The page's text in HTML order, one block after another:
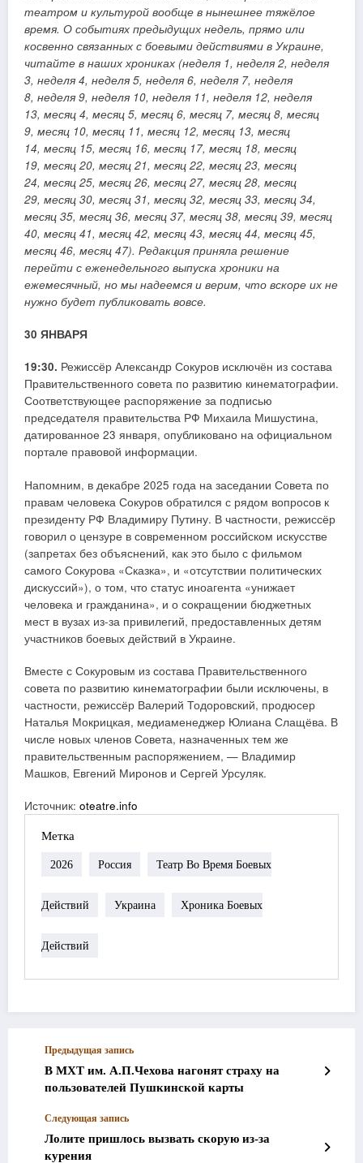
театром и культурой вообще в нынешнее тяжёлое
время. О событиях предыдущих недель, прямо или
косвенно связанных с боевыми действиями в Украине,
читайте в наших хрониках (неделя 1, неделя 2, неделя
3, неделя 4, неделя 5, неделя 6, неделя 7, неделя
8, неделя 9, неделя 10, неделя 11, неделя 12, неделя
13, месяц 4, месяц 5, месяц 6, месяц 7, месяц 8, месяц
9, месяц 10, месяц 11, месяц 12, месяц 13, месяц
14, месяц 15, месяц 16, месяц 17, месяц 18, месяц
19, месяц 20, месяц 21, месяц 22, месяц 23, месяц
24, месяц 25, месяц 26, месяц 27, месяц 28, месяц
29, месяц 30, месяц 31, месяц 32, месяц 33, месяц 34,
месяц 35, месяц 36, месяц 37, месяц 38, месяц 39, месяц
40, месяц 41, месяц 42, месяц 43, месяц 44, месяц 45,
месяц 46, месяц 47). Редакция приняла решение
перейти с еженедельного выпуска хроники на
ежемесячный, но мы надеемся и верим, что вскоре их не
нужно будет публиковать вовсе.
30 ЯНВАРЯ
19:30. Режиссёр Александр Сокуров исключён из состава
Правительственного совета по развитию кинематографии.
Соответствующее распоряжение за подписью
председателя правительства РФ Михаила Мишустина,
датированное 23 января, опубликовано на официальном
портале правовой информации.
Напомним, в декабре 2025 года на заседании Совета по
правам человека Сокуров обратился с рядом вопросов к
президенту РФ Владимиру Путину. В частности, режиссёр
говорил о цензуре в современном российском искусстве
(запретах без объяснений, как это было с фильмом
самого Сокурова «Сказка», и «отсутствии политических
дискуссий»), о том, что статус иноагента «унижает
человека и гражданина», и о сокращении бюджетных
мест в вузах из-за привилегий, предоставленных детям
участников боевых действий в Украине.
Вместе с Сокуровым из состава Правительственного
совета по развитию кинематографии были исключены, в
частности, режиссёр Валерий Тодоровский, продюсер
Наталья Мокрицкая, медиаменеджер Юлиана Слащёва. В
числе новых членов Совета, назначенных тем же
правительственным распоряжением, — Владимир
Машков, Евгений Миронов и Сергей Урсуляк.
Источник: oteatre.info
Метка
2026 Россия Театр Во Время Боевых
Действий Украина Хроника Боевых
Действий
Предыдущая запись
В МХТ им. А.П.Чехова нагонят страху на
пользователей Пушкинской карты
Следующая запись
Лолите пришлось вызвать скорую из-за
курения